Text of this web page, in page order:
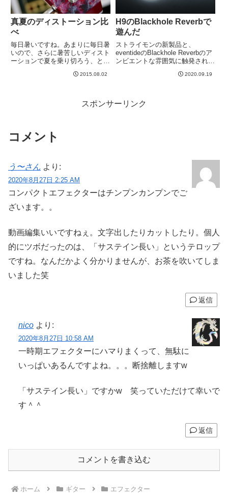
真夏のディストーション比
べ
毎日暑いですね。あまりに毎日暑
いので、さらに暑苦しいディスト
ーションで夏を乗り切ろう、とそ
単に新しくライブをやろうとして
ルで音作りかねて試してまし
2015.08.02
H9のBlackhole Reverbで
遊んだ
ストライモンの新製品と、
eventideのBlackhole Reverbのア
ンビエントな雰囲気に触発され
でみたくなりました。というわけ
ロン...
2020.09.19
スポンサーリンク
コメント
う〜さん より:
2020年8月27日 2:25 AM
コンパクトエフェクターはチンプンカンプンでご
ざいます。。
動画編集いいですねぇ。文字出したりカットしたり。個人
的にツボだったのは、「サステイン長い」というテロップ
ですね。なんだかよく分かりませんが、お茶を吹いてしま
いました笑
返信
nico より:
2020年8月27日 10:58 AM
一時期エフェクターにハマりまくって、無駄に
いっぱいあるんですよね。。。断捨離しますw
「サステイン長い」ですかw 笑っていただけて幸いで
す＾＾
返信
コメントを書き込む
ホーム ギター エフェクター